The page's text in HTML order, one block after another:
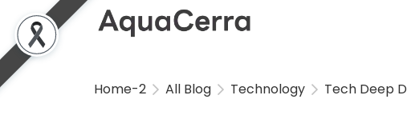
Home-2 All Blog Technology Tech Deep